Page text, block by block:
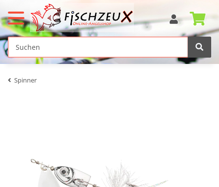
Spinner